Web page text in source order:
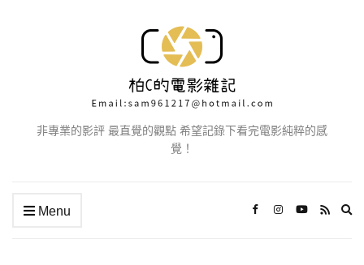
非專業的影評 最直覺的觀點 希望記錄下看完電影純粹的感
覺！
Menu